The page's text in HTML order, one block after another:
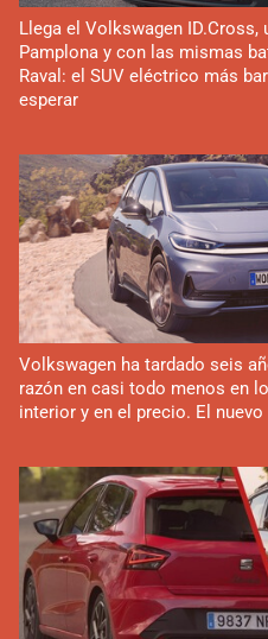
Llega el Volkswagen
Pamplona y con las mismas
Raval: el SUV eléctrico más
esperar
Volkswagen ha tardado seis
razón en casi todo menos en
interior y en el precio. El nuevo